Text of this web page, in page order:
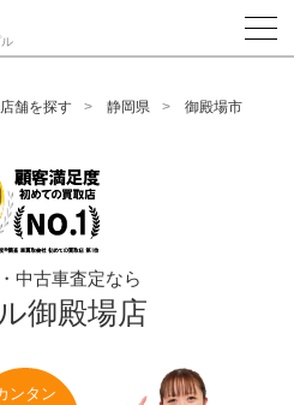
の為のCVボタン*/
店舗を探す 静岡県
御殿場市
中古車査定なら
御殿場店
ンタン